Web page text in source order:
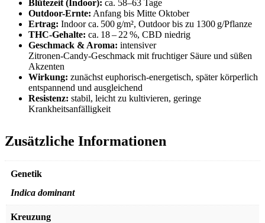
Blütezeit (Indoor): ca. 58–63 Tage
Outdoor-Ernte: Anfang bis Mitte Oktober
Ertrag: Indoor ca. 500 g/m², Outdoor bis zu 1300 g/Pflanze
THC‑Gehalte: ca. 18 – 22 %, CBD niedrig
Geschmack & Aroma: intensiver
Zitronen‑Candy‑Geschmack mit fruchtiger Säure und süßen
Akzenten
Wirkung: zunächst euphorisch-energetisch, später körperlich
entspannend und ausgleichend
Resistenz: stabil, leicht zu kultivieren, geringe
Krankheitsanfälligkeit
Zusätzliche Informationen
Genetik
Indica dominant
Kreuzung